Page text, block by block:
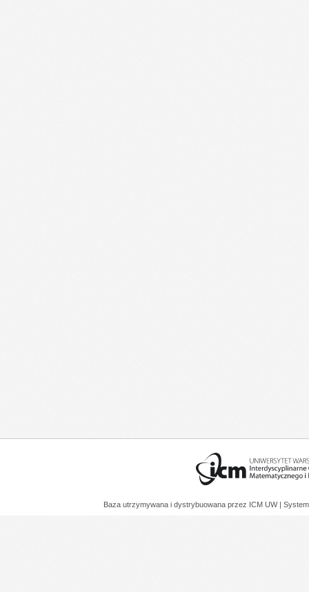
Baza utrzymywana i dystrybuowana przez ICM UW |